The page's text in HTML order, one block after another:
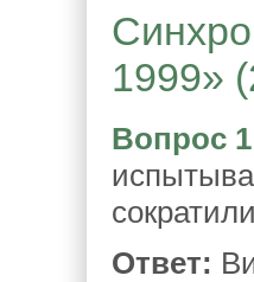
1999»
Вопрос 1
Ответ: